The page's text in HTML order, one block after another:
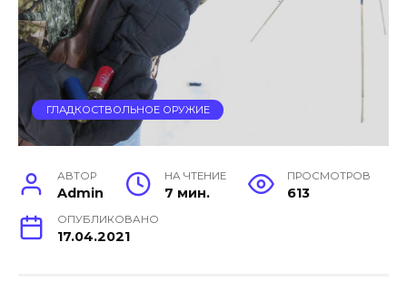
ГЛАДКОСТВОЛЬНОЕ ОРУЖИЕ
АВТОР
Admin
НА ЧТЕНИЕ
7 мин.
ПРОСМОТРОВ
613
ОПУБЛИКОВАНО
17.04.2021